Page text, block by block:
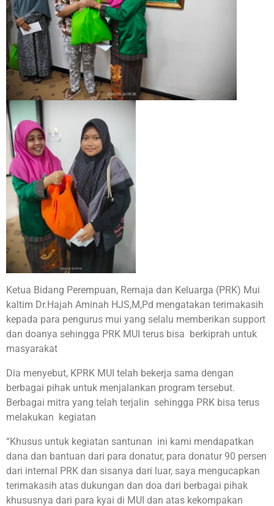
Ketua Bidang Perempuan, Remaja dan Keluarga (PRK) Mui
kaltim Dr.Hajah Aminah HJS,M,Pd mengatakan terimakasih
kepada para pengurus mui yang selalu memberikan support
dan doanya sehingga PRK MUI terus bisa berkiprah untuk
masyarakat
Dia menyebut, KPRK MUI telah bekerja sama dengan
berbagai pihak untuk menjalankan program tersebut.
Berbagai mitra yang telah terjalin sehingga PRK bisa terus
melakukan kegiatan
“Khusus untuk kegiatan santunan ini kami mendapatkan
dana dan bantuan dari para donatur, para donatur 90 persen
dari internal PRK dan sisanya dari luar, saya mengucapkan
terimakasih atas dukungan dan doa dari berbagai pihak
khususnya dari para kyai di MUI dan atas kekompakan